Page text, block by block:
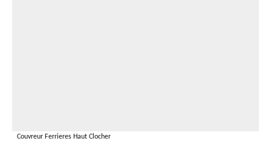
Couvreur Ferrieres Haut Clocher